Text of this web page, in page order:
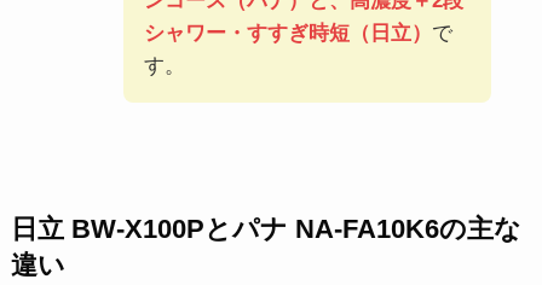
シャワー・すすぎ時短（日立） で
す。
日立 BW-X100Pとパナ NA-FA10K6の主な
違い